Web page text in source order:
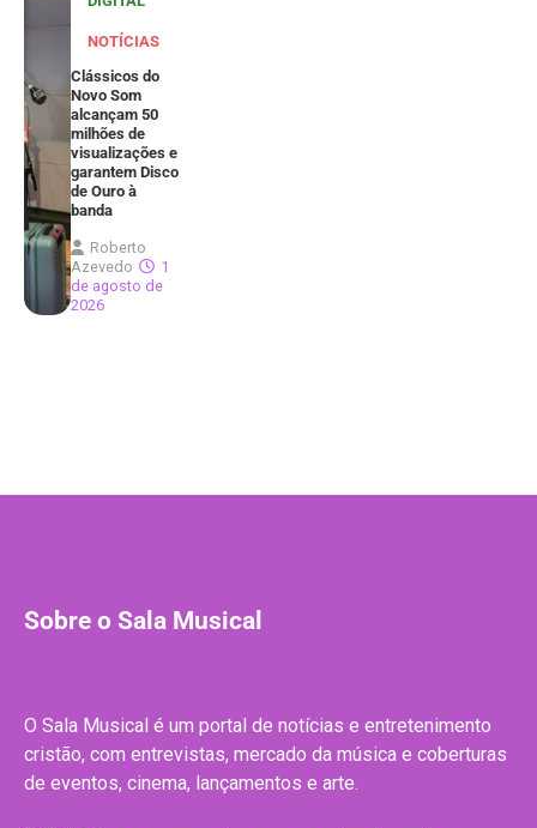
NOTÍCIAS
Clássicos do
Novo Som
alcançam 50
milhões de
visualizações e
garantem Disco
de Ouro à
banda
Roberto
Azevedo
1
de agosto de
2026
Sobre o Sala Musical
O Sala Musical é um portal de notícias e entretenimento
cristão, com entrevistas, mercado da música e coberturas
de eventos, cinema, lançamentos e arte.